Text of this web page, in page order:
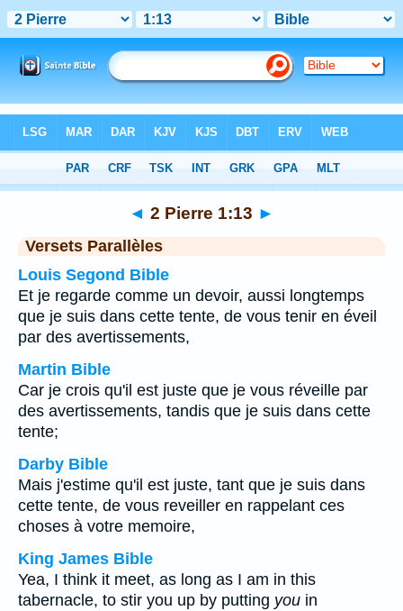
Chapitre 1> Verset 13
◄ 2 Pierre 1:13 ►
Versets Parallèles
Louis Segond Bible
Et je regarde comme un devoir, aussi longtemps
que je suis dans cette tente, de vous tenir en éveil
par des avertissements,
Martin Bible
Car je crois qu'il est juste que je vous réveille par
des avertissements, tandis que je suis dans cette
tente;
Darby Bible
Mais j'estime qu'il est juste, tant que je suis dans
cette tente, de vous reveiller en rappelant ces
choses à votre memoire,
King James Bible
Yea, I think it meet, as long as I am in this
tabernacle, to stir you up by putting you in